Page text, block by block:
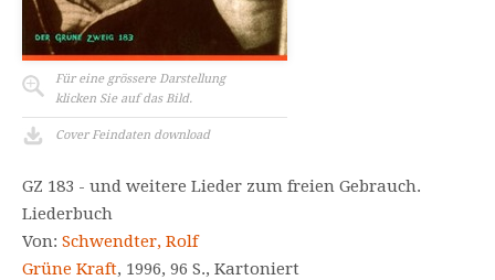
Für eine grössere Darstellung
klicken Sie auf das Bild.
Cover Feindaten download
GZ 183 - und weitere Lieder zum freien Gebrauch.
Liederbuch
Von: Schwendter, Rolf
Grüne Kraft, 1996, 96 S., Kartoniert